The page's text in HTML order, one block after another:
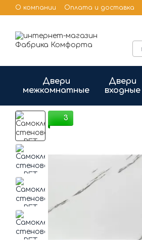
Перейти к основному контенту
О компании Оплата и доставка
Бренды
Публичная оферта
Двери
межкомнатные
Двери
входные
3